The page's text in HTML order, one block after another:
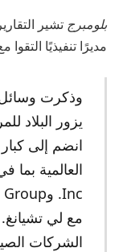
بلومبرج
مديرًا تنفيذيًا
وذكرت وسائل
يزور البلاد
انضم إلى
مع لي
الشركات